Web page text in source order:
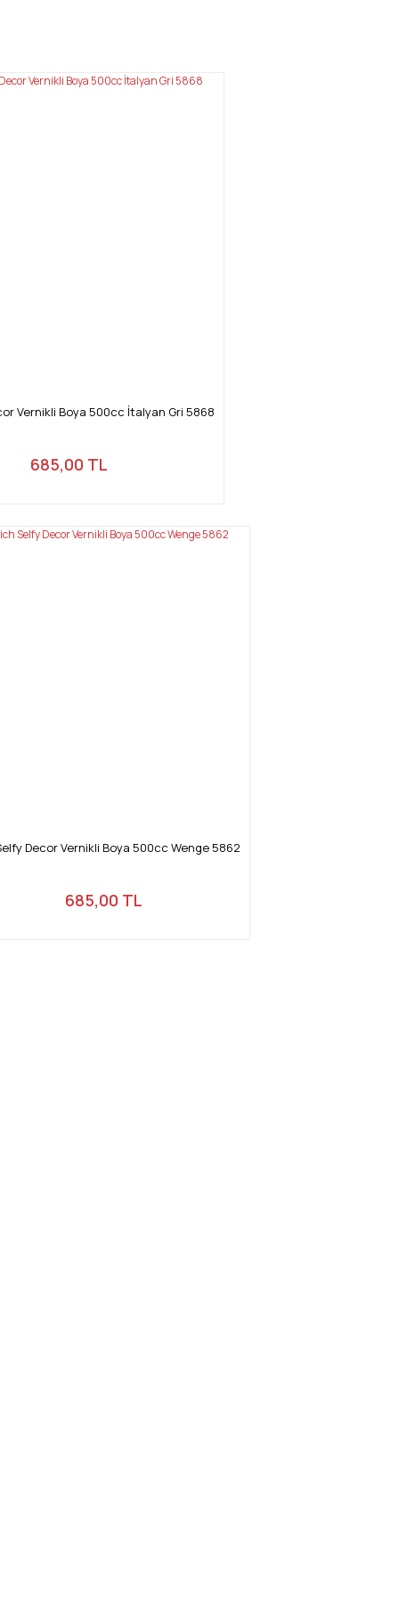
Vernikli Boya 500cc İtalyan Gri 5868
685,00 TL
Decor Vernikli Boya 500cc Wenge 5862
685,00 TL